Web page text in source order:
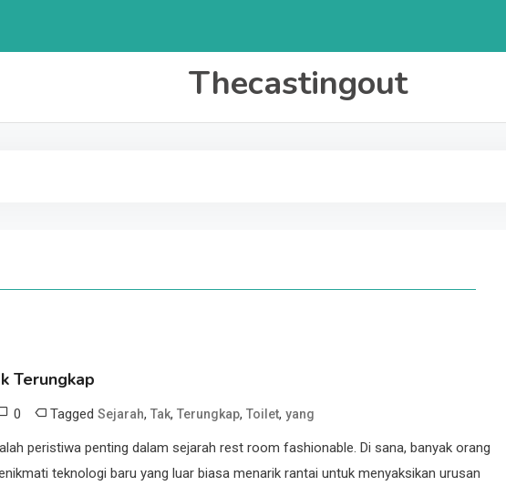
Thecastingout
Terungkap
0 Tagged Sejarah, Tak, Terungkap, Toilet, yang
peristiwa penting dalam sejarah rest room fashionable. Di sana, banyak orang
teknologi baru yang luar biasa menarik rantai untuk menyaksikan urusan